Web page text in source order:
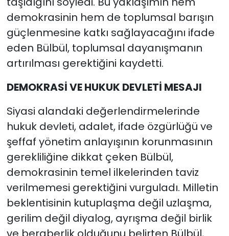
demokrasinin hem de toplumsal barışın
güçlenmesine katkı sağlayacağını ifade
eden Bülbül, toplumsal dayanışmanın
artırılması gerektiğini kaydetti.
DEMOKRASİ VE HUKUK DEVLETİ MESAJI
Siyasi alandaki değerlendirmelerinde
hukuk devleti, adalet, ifade özgürlüğü ve
şeffaf yönetim anlayışının korunmasının
gerekliliğine dikkat çeken Bülbül,
demokrasinin temel ilkelerinden taviz
verilmemesi gerektiğini vurguladı. Milletin
beklentisinin kutuplaşma değil uzlaşma,
gerilim değil diyalog, ayrışma değil birlik